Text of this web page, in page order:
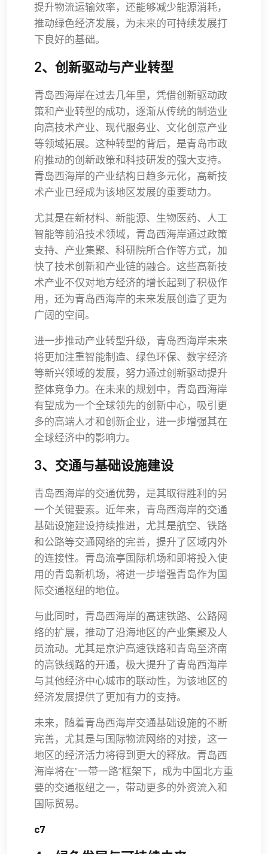
提升物流运输效率，还能够减少能源消耗，
推动绿色经济发展，为未来的可持续发展打
下良好的基础。
2、创新驱动与产业转型
青岛西海岸在过去几年里，凭借创新驱动政
策和产业转型的成功，逐渐从传统的制造业
向高技术产业、现代服务业、文化创意产业
等领域拓展。这种转型的背后，是青岛市政
府推动的创新政策和科技研发的强大支持。
青岛西海岸的产业结构日趋多元化，高新技
术产业已经成为该地区发展的重要动力。
尤其是在新材料、新能源、生物医药、人工
智能等前沿技术领域，青岛西海岸通过政策
支持、产业集聚、科研院所合作等方式，加
快了技术创新和产业链的融合。这些高新技
术产业不仅对地方经济的增长起到了积极作
用，还为青岛西海岸的未来发展创造了更为
广阔的空间。
进一步推动产业转型升级，青岛西海岸未来
将更加注重智能制造、绿色环保、数字经济
等新兴领域的发展，努力通过创新驱动提升
整体竞争力。在未来的规划中，青岛西海岸
有望成为一个全球领先的创新中心，吸引更
多的高端人才和创新企业，进一步增强其在
全球经济中的影响力。
3、交通与基础设施建设
青岛西海岸的交通优势，是其取得胜利的另
一个关键要素。近年来，青岛西海岸的交通
基础设施建设持续推进，尤其是航空、铁路
和公路等交通网络的完善，提升了区域内外
的连接性。青岛流亭国际机场和即将投入使
用的青岛新机场，将进一步增强青岛作为国
际交通枢纽的地位。
与此同时，青岛西海岸的高速铁路、公路网
络的扩展，推动了沿海地区的产业集聚及人
员流动。尤其是京沪高速铁路和青岛至济南
的高铁线路的开通，极大提升了青岛西海岸
与其他经济中心城市的联动性，为该地区的
经济发展提供了更加有力的支持。
未来，随着青岛西海岸交通基础设施的不断
完善，尤其是与国际物流网络的对接，这一
地区的经济活力将得到更大的释放。青岛西
海岸将在“一带一路”框架下，成为中国北方重
要的交通枢纽之一，带动更多的外资流入和
国际贸易。
c7